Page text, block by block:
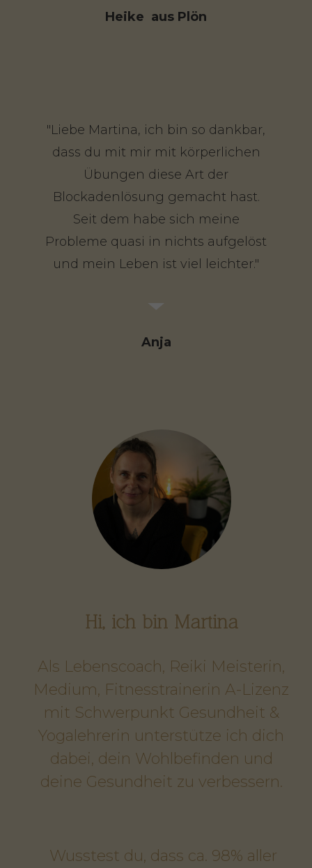
Heike aus Plön
"Liebe Martina, ich bin so dankbar,
dass du mit mir mit körperlichen
Übungen diese Art der
Blockadenlösung gemacht hast.
Seit dem habe sich meine
Probleme quasi in nichts aufgelöst
und mein Leben ist viel leichter."
Anja
Hi, ich bin Martina
Als Lebenscoach, Reiki Meisterin,
Medium, Fitnesstrainerin A-Lizenz
mit Schwerpunkt Gesundheit &
Yogalehrerin unterstütze ich dich
dabei, dein Wohlbefinden und
deine Gesundheit zu verbessern.
Wusstest du, dass ca. 98% aller